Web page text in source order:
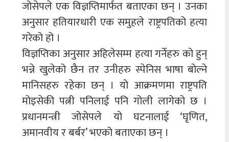
जोसेपले एक विज्ञप्तिमार्फत बताएका छन् । उनका
अनुसार हतियारधारी एक समुहले राष्ट्रपतिको हत्या
गरेको हो ।
विज्ञप्तिका अनुसार अहिलेसम्म हत्या गर्नेहरु को हुन्
भन्ने खुलेको छैन तर उनीहरु स्पेनिस भाषा बोल्ने
मानिसहरु रहेका छन् । यो आक्रमणमा राष्ट्रपति
मोइसेकी पत्नी पनिलाई पनि गोली लागेको छ ।
प्रधानमन्त्री जोसेपले यो घटनालाई ‘घृणित,
अमानवीय र बर्बर’ भएको बताएका छन् ।